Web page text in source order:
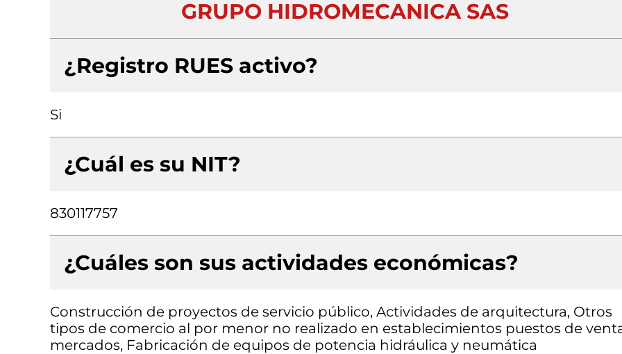
GRUPO HIDROMECANICA SAS
¿Registro RUES activo?
Si
¿Cuál es su NIT?
830117757
¿Cuáles son sus actividades económicas?
Construcción de proyectos de servicio público, Actividades de arquitectura, Otros
tipos de comercio al por menor no realizado en establecimientos puestos de
mercados, Fabricación de equipos de potencia hidráulica y neumática